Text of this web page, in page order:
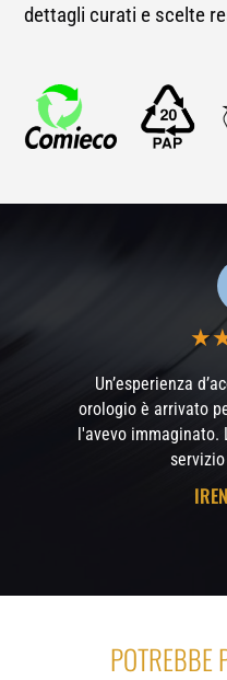
dettagli curati e scelte
★
Un’esperienza
orologio è arrivato
l'avevo
POTREBBE